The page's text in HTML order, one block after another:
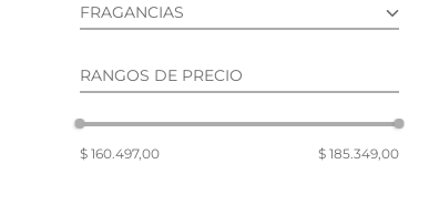
FRAGANCIAS
RANGOS DE PRECIO
$ 160.497,00 $ 185.349,00